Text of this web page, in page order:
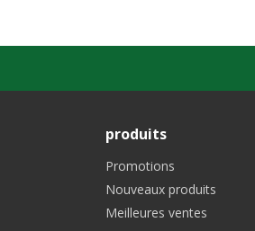
produits
Promotions
Nouveaux produits
Meilleures ventes